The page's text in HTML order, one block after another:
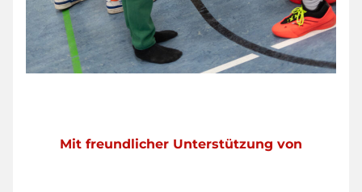
Mit freundlicher Unterstützung von